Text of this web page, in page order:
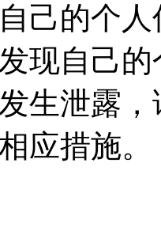
己的个
现自己
生泄露
应措施。